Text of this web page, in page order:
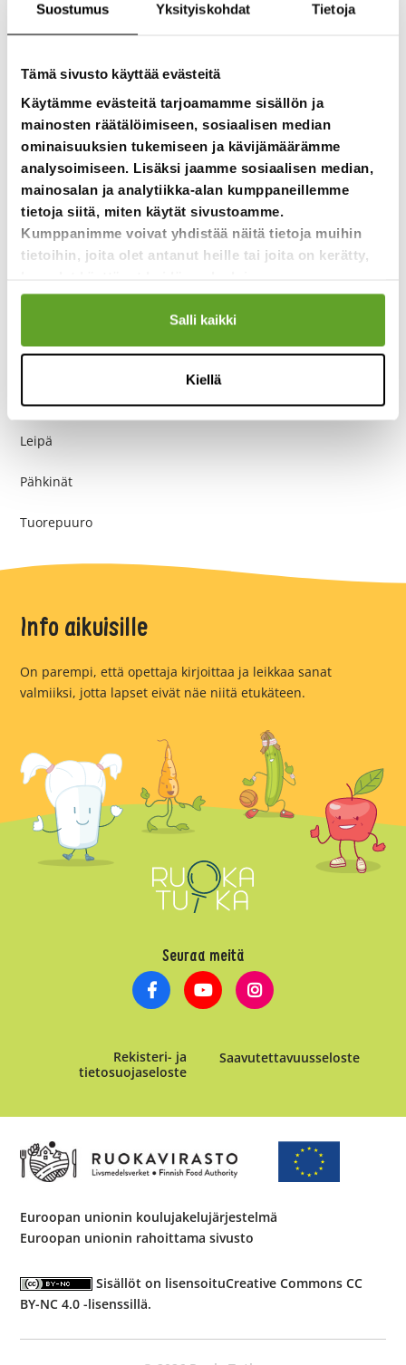
Suostumus Yksityiskohdat Tietoja
Tämä sivusto käyttää evästeitä
Käytämme evästeitä tarjoamamme sisällön ja
mainosten räätälöimiseen, sosiaalisen median
ominaisuuksien tukemiseen ja kävijämäärämme
analysoimiseen. Lisäksi jaamme sosiaalisen median,
mainosalan ja analytiikka-alan kumppaneillemme
tietoja siitä, miten käytät sivustoamme.
Kumppanimme voivat yhdistää näitä tietoja muihin
tietoihin, joita olet antanut heille tai joita on kerätty,
Salli kaikki
Kiellä
Banaani
Omena
Lanttu
Hedelmäsalaatti
Viili
Piimä
Tortilla
Leipä
Pähkinät
Tuorepuuro
Info aikuisille
On parempi, että opettaja kirjoittaa ja leikkaa sanat
valmiiksi, jotta lapset eivät näe niitä etukäteen.
Seuraa meitä
Rekisteri- ja
tietosuojaseloste
Saavutettavuusseloste
Euroopan unionin koulujakelujärjestelmä
Euroopan unionin rahoittama sivusto
Sisällöt on lisensoituCreative Commons CC
BY-NC 4.0 -lisenssillä.